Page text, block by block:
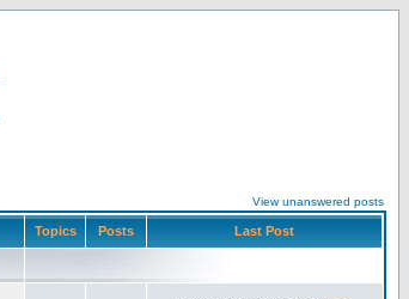
View unanswered posts
Topics Posts Last Post